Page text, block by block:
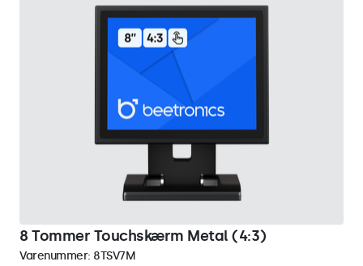
8 Tommer Touchskærm Metal (4:3)
Varenummer: 8TSV7M